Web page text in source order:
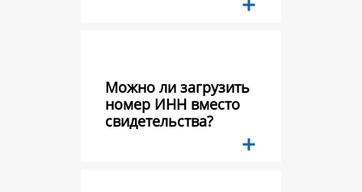
Можно ли загрузить
номер ИНН вместо
свидетельства?